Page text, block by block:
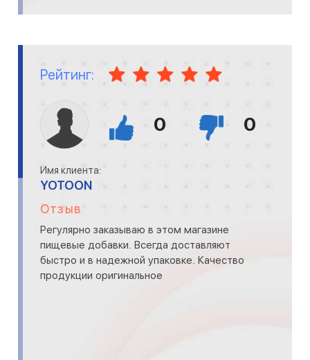
Рейтинг:
0 0
Имя клиента:
YOTOON
Отзыв
Регулярно заказываю в этом магазине
пищевые добавки. Всегда доставляют
быстро и в надежной упаковке. Качество
продукции оригинальное